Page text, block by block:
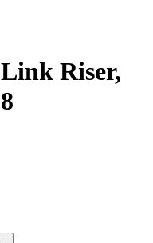
Riser,